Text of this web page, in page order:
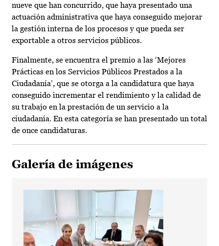
nueve que han concurrido, que haya presentado una
actuación administrativa que haya conseguido mejorar
la gestión interna de los procesos y que pueda ser
exportable a otros servicios públicos.
Finalmente, se encuentra el premio a las ‘Mejores
Prácticas en los Servicios Públicos Prestados a la
Ciudadanía’, que se otorga a la candidatura que haya
conseguido incrementar el rendimiento y la calidad de
su trabajo en la prestación de un servicio a la
ciudadanía. En esta categoría se han presentado un total
de once candidaturas.
Galería de imágenes